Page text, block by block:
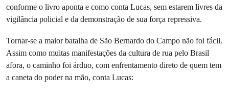
conforme o livro aponta e como conta Lucas, sem estarem livres da
vigilância policial e da demonstração de sua força repressiva.
Tornar-se a maior batalha de São Bernardo do Campo não foi fácil.
Assim como muitas manifestações da cultura de rua pelo Brasil
afora, o caminho foi árduo, com enfrentamento direto de quem tem
a caneta do poder na mão, conta Lucas: